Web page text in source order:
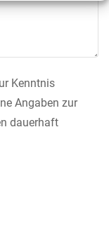
Kenntnis
Angaben zur
dauerhaft